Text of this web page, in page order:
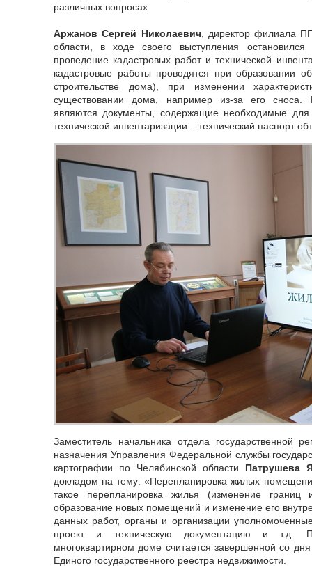
различных вопросах.
Аржанов Сергей Николаевич, директор филиала
области, в ходе своего выступления
проведение кадастровых работ и технической
кадастровые работы проводятся при образовании
строительстве дома), при изменении
существовании дома, например из-за его сноса.
являются документы, содержащие необходимые для
технической инвентаризации – технический паспорт
Заместитель начальника отдела государственной
назначения Управления Федеральной службы
картографии по Челябинской области Патрушева
докладом на тему: «Перепланировка жилых
такое перепланировка жилья (изменение
образование новых помещений и изменение его
данных работ, органы и организации
проект и техническую документацию и т.д.
многоквартирном доме считается завершенной со
Единого государственного реестра недвижимости.